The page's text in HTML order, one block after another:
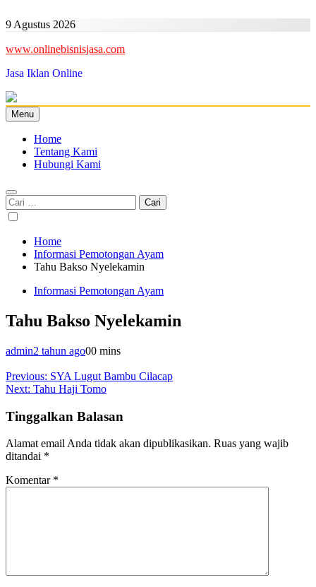
to
9 Agustus 2026
www.onlinebisnisjasa.com
Jasa Iklan Online
Menu
Home
Tentang Kami
Hubungi Kami
Cari
untuk:
Home
Informasi Pemotongan Ayam
Tahu Bakso Nyelekamin
Informasi Pemotongan Ayam
Tahu Bakso Nyelekamin
admin2 tahun ago00 mins
Navigasi
pos
Previous: SYA Lugut Bambu Cilacap
Next: Tahu Haji Tomo
Tinggalkan Balasan
Alamat email Anda tidak akan dipublikasikan. Ruas yang wajib
ditandai *
Komentar *